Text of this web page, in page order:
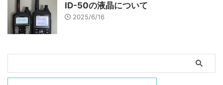
ID-50の液晶について
2025/6/16